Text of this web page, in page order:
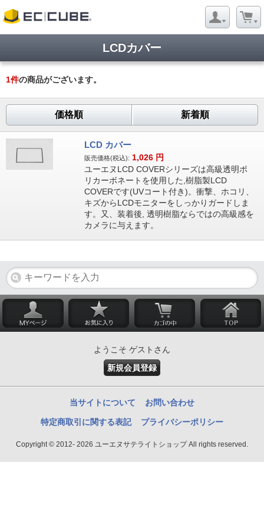
LCDカバー
1件の商品がございます。
価格順 新着順
LCD カバー
販売価格(税込): 1,026 円
ユーエヌLCD COVERシリーズは高級透明ポ
リカーボネートを使用した,樹脂製LCD
COVERです(UVコート付き)。衝撃、ホコリ、
キズからLCDモニターをしっかりガードしま
す。又、装着後, 透明樹脂ならではの高級感を
カメラに与えます。
ようこそ ゲストさん
新規会員登録
当サイトについて お問い合わせ
特定商取引に関する表記 プライバシーポリシー
Copyright © 2012- 2026 ユーエヌサテライトショップ All rights reserved.